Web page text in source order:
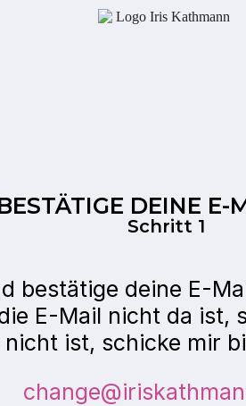
DEINE E-
Schritt 1
bestätige deine E-
E-Mail nicht da ist,
ist, schicke mir